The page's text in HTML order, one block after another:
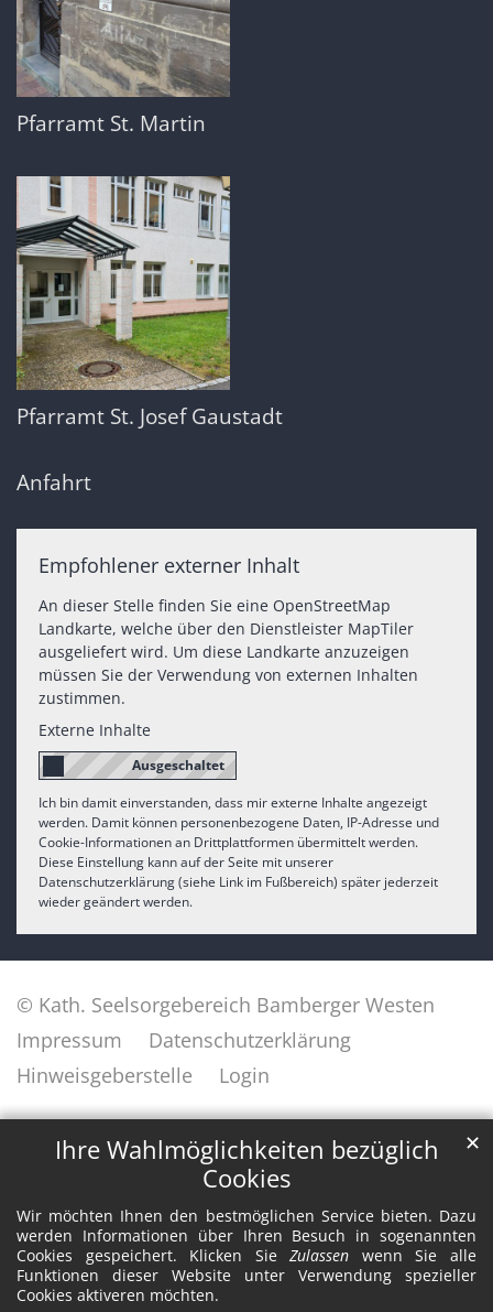
Ihre Wahlmöglichkeiten bezüglich
Cookies
Wir möchten Ihnen den bestmöglichen Service bieten. Dazu
werden Informationen über Ihren Besuch in sogenannten
Cookies gespeichert. Klicken SieZulassen wenn Sie alle
Funktionen dieser Website unter Verwendung spezieller
Cookies aktiveren möchten.
✕
Pfarramt St. Martin
Pfarramt St. Josef Gaustadt
Anfahrt
Empfohlener externer Inhalt
An dieser Stelle finden Sie eine OpenStreetMap
Landkarte, welche über den Dienstleister MapTiler
ausgeliefert wird. Um diese Landkarte anzuzeigen
müssen Sie der Verwendung von externen Inhalten
zustimmen.
Externe Inhalte
Ich bin damit einverstanden, dass mir externe Inhalte angezeigt
werden. Damit können personenbezogene Daten, IP-Adresse und
Cookie-Informationen an Drittplattformen übermittelt werden.
Diese Einstellung kann auf der Seite mit unserer
Datenschutzerklärung (siehe Link im Fußbereich) später jederzeit
wieder geändert werden.
© Kath. Seelsorgebereich Bamberger Westen
Impressum
Datenschutzerklärung
Hinweisgeberstelle
Login